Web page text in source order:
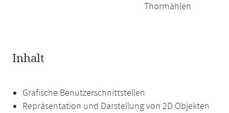
Thormählen
Inhalt
Grafische Benutzerschnittstellen
Repräsentation und Darstellung von 2D Objekten